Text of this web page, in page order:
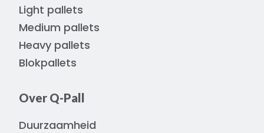
Light pallets
Medium pallets
Heavy pallets
Blokpallets
Over Q-Pall
Duurzaamheid